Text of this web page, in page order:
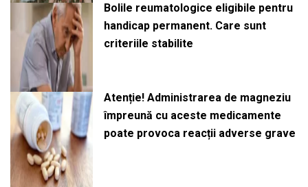
Bolile reumatologice eligibile pentru
handicap permanent. Care sunt
criteriile stabilite
Atenție! Administrarea de magneziu
împreună cu aceste medicamente
poate provoca reacții adverse grave